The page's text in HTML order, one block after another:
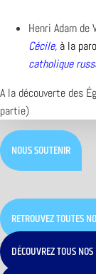
Henri Adam
Cécile, à la
catholique
A la découverte des
partie)
NOUS SOUTENIR
RETROUVEZ TOUTES
DÉCOUVREZ TOUS